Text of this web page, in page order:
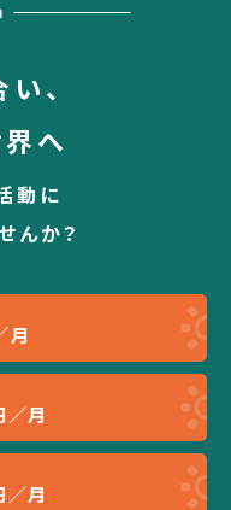
、
へ
動に
んか？
月
／月
／月